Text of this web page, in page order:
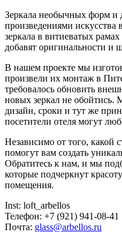
Зеркала необычных форм и
произведениями искусства
зеркала в витиеватых
добавят оригинальности и
В нашем проекте мы
произвели их монтаж в
требовалось обновить
новых зеркал не обойтись.
дизайн, сроки и тут же
посетители отеля могут
Независимо от того, какой
помогут вам создать
Обратитесь к нам, и мы
которые подчеркнут
помещения.
Inst: loft_arbellos
Телефон: +7 (921) 941-08-41
Почта: glass@arbellos.ru